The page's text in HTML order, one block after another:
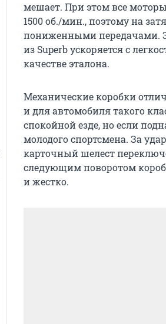
мешает. При этом все
1500 об./мин., поэтому на
пониженными передачами.
из Superb ускоряется с
качестве эталона.
Механические коробки
и для автомобиля такого
спокойной езде, но если
молодого спортсмена. За
карточный шелест
следующим поворотом
и жестко.